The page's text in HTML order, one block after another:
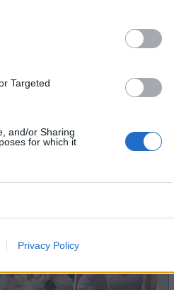
Targeted
and/or Sharing
for which it
Privacy Policy